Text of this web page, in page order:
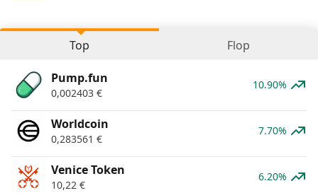
Top Flop
Pump.fun
0,002403 €
10.90%
Worldcoin
0,283561 €
7.70%
Venice Token
10,22 €
6.20%